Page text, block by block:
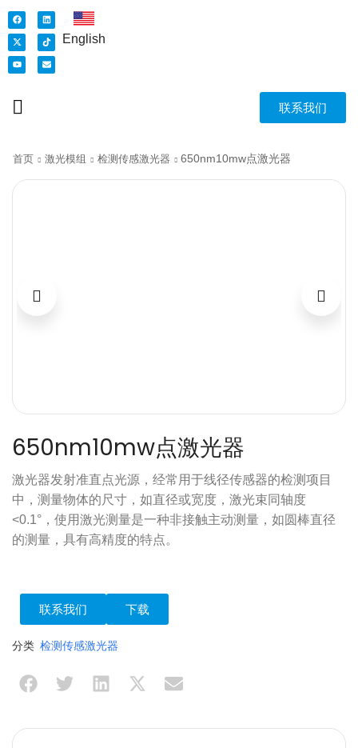
English
联系我们
首页 激光模组 检测传感激光器 650nm10mw点激光器
650nm10mw点激光器
激光器发射准直点光源，经常用于线径传感器的检测项目
中，测量物体的尺寸，如直径或宽度，激光束同轴度
<0.1°，使用激光测量是一种非接触主动测量，如圆棒直径
的测量，具有高精度的特点。
联系我们 下载
分类 检测传感激光器